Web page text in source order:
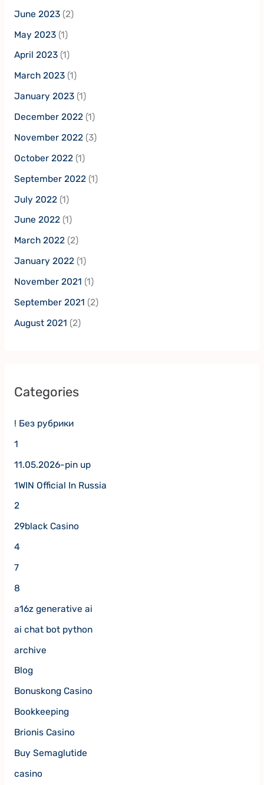
June 2023(2)
May 2023(1)
April 2023(1)
March 2023(1)
January 2023(1)
December 2022(1)
November 2022(3)
October 2022(1)
September 2022(1)
July 2022 (1)
June 2022(1)
March 2022(2)
January 2022(1)
November 2021 (1)
September 2021 (2)
August 2021 (2)
Categories
! Без рубрики
1
11.05.2026-pin up
1WIN Official In Russia
2
29black Casino
4
7
8
a16z generative ai
ai chat bot python
archive
Blog
Bonuskong Casino
Bookkeeping
Brionis Casino
Buy Semaglutide
casino